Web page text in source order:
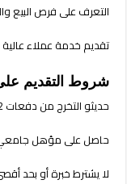
التعرف على فرص البيع
تقديم خدمة عملاء
شروط التقديم
حديثو التخرج من دفعات 2022 وحتى 2024.
حاصل على مؤهل جامعي
لا يشترط خبرة أو بحد أقصى 3 سنوات في مجال